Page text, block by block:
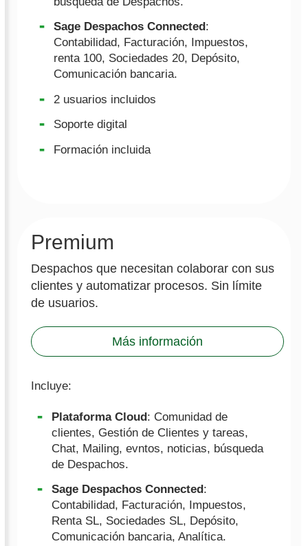
Sage Despachos Connected:
Contabilidad, Facturación, Impuestos,
renta 100, Sociedades 20, Depósito,
Comunicación bancaria.
2 usuarios incluidos
Soporte digital
Formación incluida
Premium
Despachos que necesitan colaborar con sus
clientes y automatizar procesos. Sin límite
de usuarios.
Más información
Incluye:
Plataforma Cloud: Comunidad de
clientes, Gestión de Clientes y tareas,
Chat, Mailing, evntos, noticias, búsqueda
de Despachos.
Sage Despachos Connected:
Contabilidad, Facturación, Impuestos,
Renta SL, Sociedades SL, Depósito,
Comunicación bancaria, Analítica.